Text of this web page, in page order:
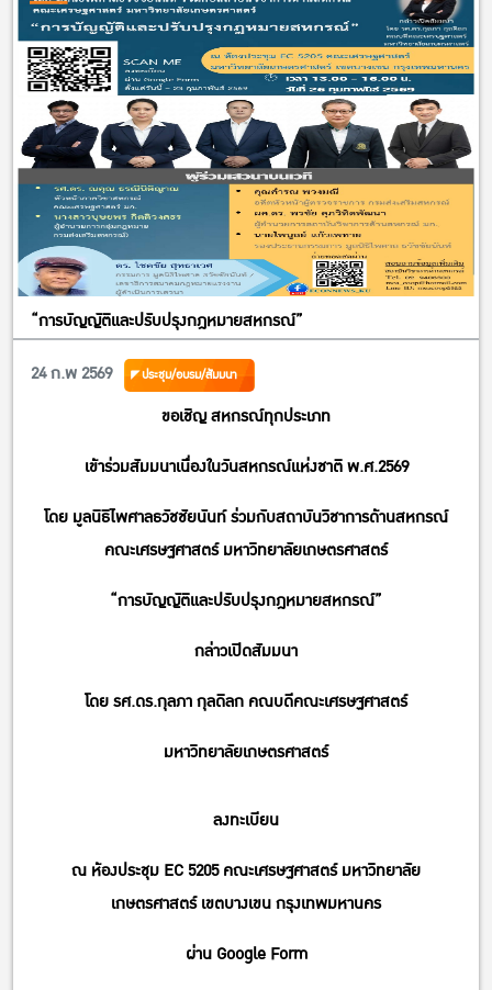
“การบัญญัติและปรับปรุงกฎหมายสหกรณ์”
24 ก.พ 2569
ประชุม/อบรม/สัมมนา
ขอเชิญ สหกรณ์ทุกประเภท
เข้าร่วมสัมมนาเนื่องในวันสหกรณ์แห่งชาติ พ.ศ.2569
โดย มูลนิธิไพศาลธวัชชัยนันท์ ร่วมกับสถาบันวิชาการด้านสหกรณ์
คณะเศรษฐศาสตร์ มหาวิทยาลัยเกษตรศาสตร์
“การบัญญัติและปรับปรุงกฎหมายสหกรณ์”
กล่าวเปิดสัมมนา
โดย รศ.ดร.กุลภา กุลดิลก คณบดีคณะเศรษฐศาสตร์
มหาวิทยาลัยเกษตรศาสตร์
ลงทะเบียน
ณ ห้องประชุม EC 5205 คณะเศรษฐศาสตร์ มหาวิทยาลัย
เกษตรศาสตร์ เขตบางเขน กรุงเทพมหานคร
ผ่าน Google Form